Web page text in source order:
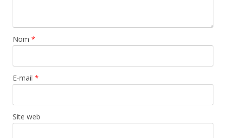
Nom *
E-mail *
Site web